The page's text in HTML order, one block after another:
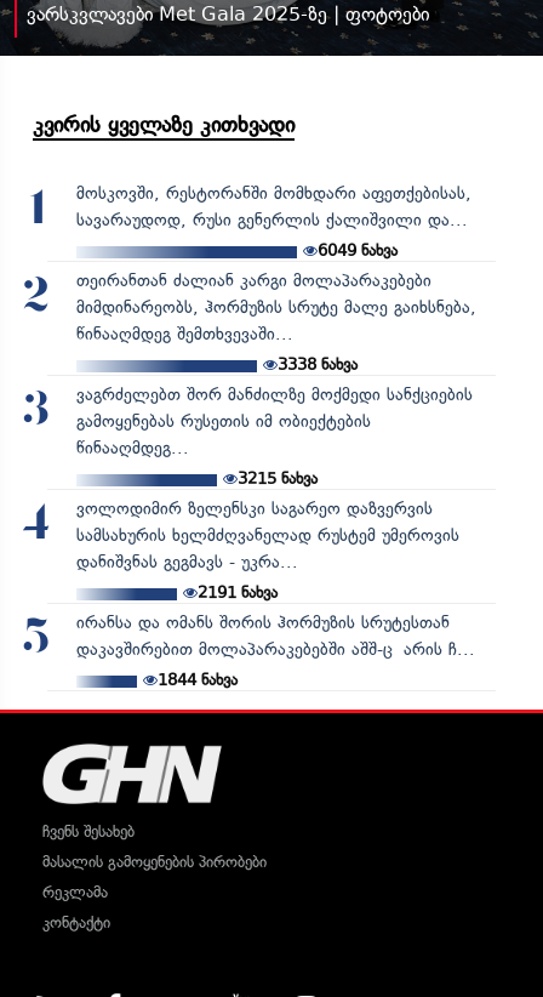
ვარსკვლავები Met Gala 2025-ზე | ფოტოები
კვირის ყველაზე კითხვადი
1
მოსკოვში, რესტორანში მომხდარი აფეთქებისას,
სავარაუდოდ, რუსი გენერლის ქალიშვილი და...
6049 ნახვა
2
თეირანთან ძალიან კარგი მოლაპარაკებები
მიმდინარეობს, ჰორმუზის სრუტე მალე გაიხსნება,
წინააღმდეგ შემთხვევაში...
3338ნახვა
3
ვაგრძელებთ შორ მანძილზე მოქმედი სანქციების
გამოყენებას რუსეთის იმ ობიექტების
წინააღმდეგ...
3215ნახვა
4
ვოლოდიმირ ზელენსკი საგარეო დაზვერვის
სამსახურის ხელმძღვანელად რუსტემ უმეროვის
დანიშვნას გეგმავს - უკრა...
2191ნახვა
5
ირანსა და ომანს შორის ჰორმუზის სრუტესთან
დაკავშირებით მოლაპარაკებებში აშშ-ც არის ჩ...
1844ნახვა
ჩვენს შესახებ
მასალის გამოყენების პირობები
რეკლამა
კონტაქტი